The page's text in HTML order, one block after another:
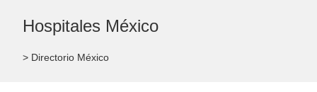
Hospitales México
> Directorio México